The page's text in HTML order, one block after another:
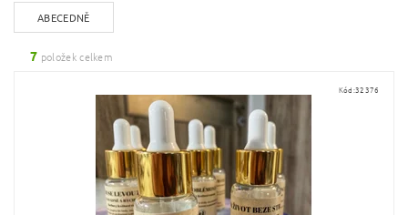
ABECEDNĚ
7 položek celkem
Kód:32376